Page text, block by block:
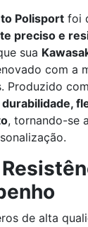
Polisport foi
preciso e
sua
com a
Produzido
durabilidade,
, tornando-se
de alta